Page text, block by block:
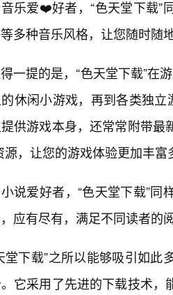
乐爱❤️好者，“色天堂下载”
多种音乐风格，让您随时随
一提的是，“色天堂下载”在
休闲小游戏，再到各类独
供游戏本身，还常常附带
源，让您的游戏体验更加丰富
说爱好者，“色天堂下载”
应有尽有，满足不同读者的
堂下载”之所以能够吸引如
它采用了先进的下载技术